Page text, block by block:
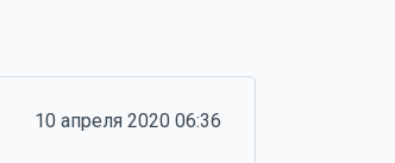
10 апреля 2020 06:36